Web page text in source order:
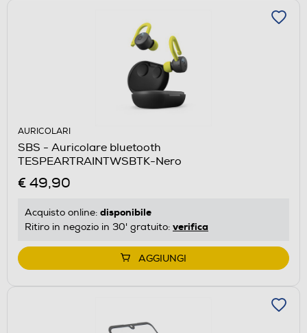
AURICOLARI
SBS - Auricolare bluetooth
TESPEARTRAINTWSBTK-Nero
€ 49,90
Acquisto online: disponibile
Ritiro in negozio in 30' gratuito: verifica
AGGIUNGI